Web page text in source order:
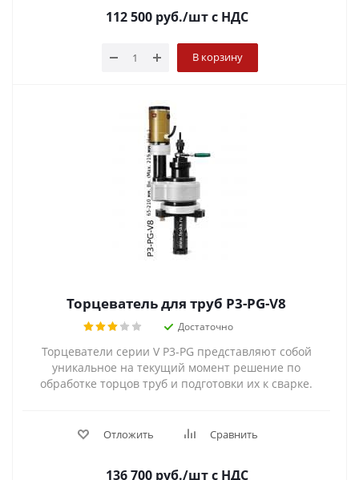
112 500руб./штс НДС
В корзину
Торцеватель для труб P3-PG-V8
Достаточно
Торцеватели серии V P3-PG представляют собой
уникальное на текущий момент решение по
обработке торцов труб и подготовки их к сварке.
Отложить Сравнить
136 700руб./штс НДС